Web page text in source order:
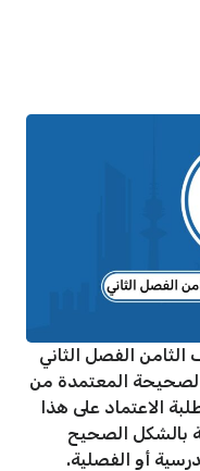
الفصل الثاني
الصحيحة المعتمدة من
الاعتماد على هذا
بالشكل الصحيح
أو الفصلية.